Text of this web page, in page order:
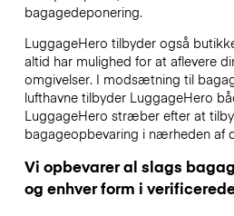
bagagedeponering.
LuggageHero tilbyder også
altid har mulighed for at aflevere
omgivelser. I modsætning til
lufthavne tilbyder LuggageHero
LuggageHero stræber efter at
bagageopbevaring i nærheden af
Vi opbevarer al slags
og enhver form i